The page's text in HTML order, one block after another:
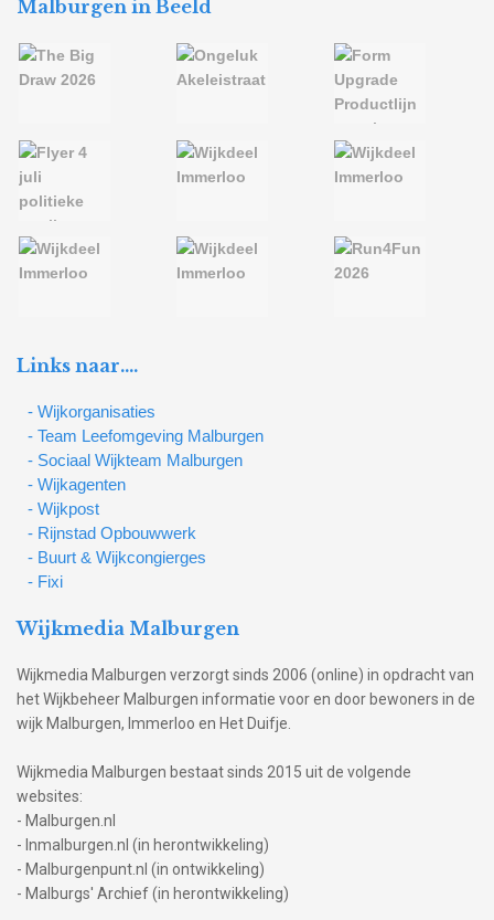
Malburgen in Beeld
Links naar….
- Wijkorganisaties
- Team Leefomgeving Malburgen
- Sociaal Wijkteam Malburgen
- Wijkagenten
- Wijkpost
- Rijnstad Opbouwwerk
- Buurt & Wijkcongierges
- Fixi
Wijkmedia Malburgen
Wijkmedia Malburgen verzorgt sinds 2006 (online) in opdracht van
het Wijkbeheer Malburgen informatie voor en door bewoners in de
wijk Malburgen, Immerloo en Het Duifje.
Wijkmedia Malburgen bestaat sinds 2015 uit de volgende
websites:
- Malburgen.nl
- Inmalburgen.nl (in herontwikkeling)
- Malburgenpunt.nl (in ontwikkeling)
- Malburgs' Archief (in herontwikkeling)